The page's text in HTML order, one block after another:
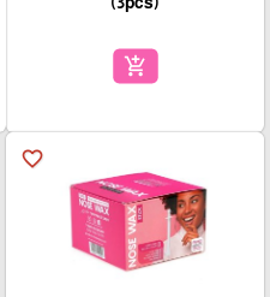
add_shopping_cart
favorite_border